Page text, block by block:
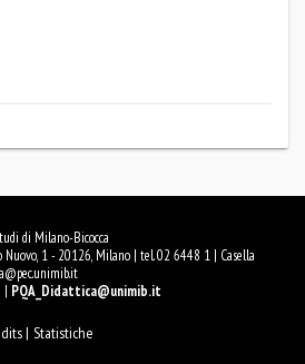
di Milano-Bicocca
Nuovo, 1 - 20126, Milano | tel. 02 6448 1 | Casella
| PQA_Didattica@unimib.it
| Statistiche